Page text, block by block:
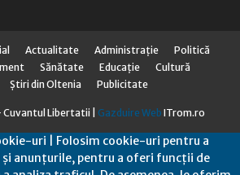
Actualitate Administraţie
Politică
Sănătate Educaţie
Cultură
Știri din Oltenia Publicitate
Libertatii | Gazduire Web ITrom.ro
uri | Folosim cookie-uri pentru a
anunțurile, pentru a oferi funcții de